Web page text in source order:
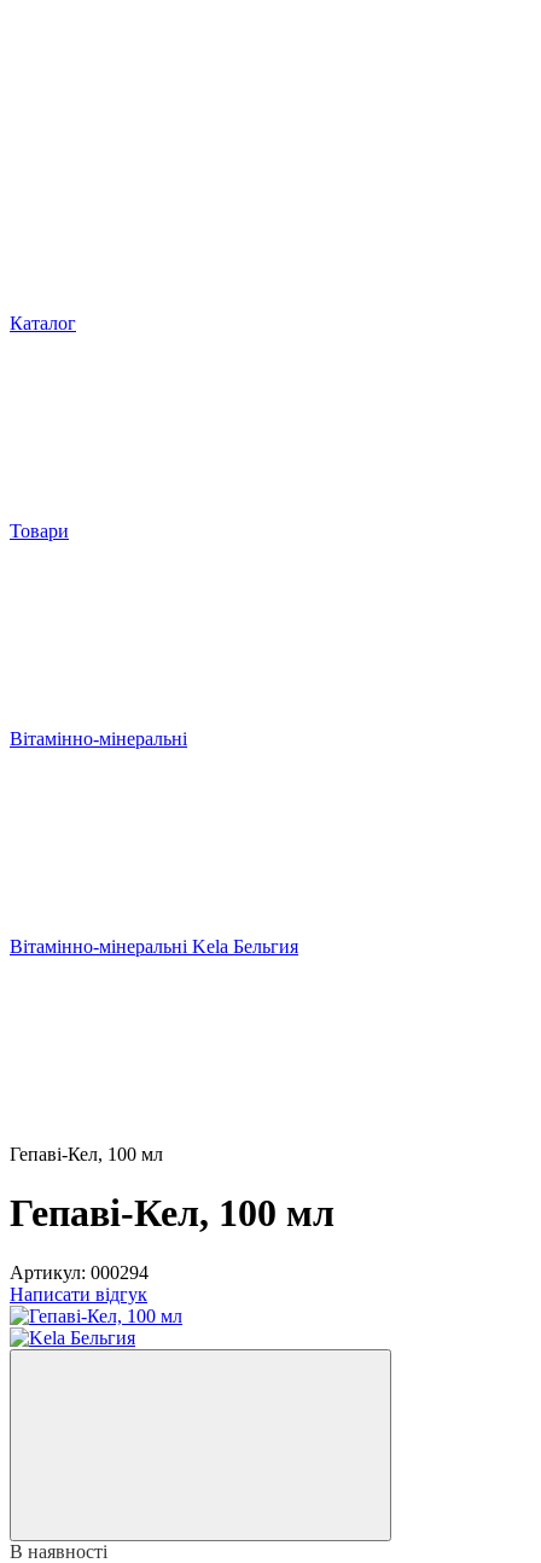
Каталог
Товари
Вітамінно-мінеральні
Вітамінно-мінеральні Kela Бельгия
Гепаві-Кел, 100 мл
Гепаві-Кел, 100 мл
Артикул: 000294
Написати відгук
В наявності